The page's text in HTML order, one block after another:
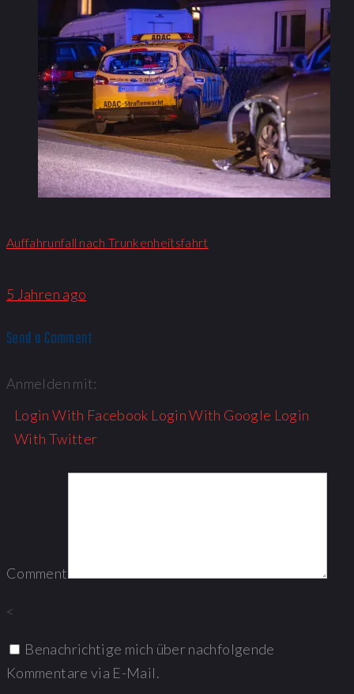
Auffahrunfall nach Trunkenheitsfahrt
5 Jahren ago
Send a Comment
Anmelden mit:
Login With Facebook Login With Google Login
With Twitter
Comment
<
Benachrichtige mich über nachfolgende
Kommentare via E-Mail.